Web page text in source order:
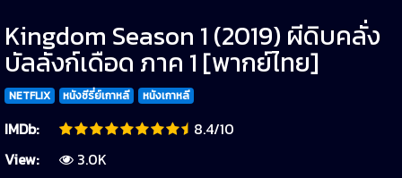
Kingdom Season 1 (2019) ผีดิบคลั่ง
บัลลังก์เดือด ภาค 1 [พากย์ไทย]
NETFLIX หนังซีรี่ย์เกาหลี หนังเกาหลี
IMDb:
8.4/10
View:
3.0K